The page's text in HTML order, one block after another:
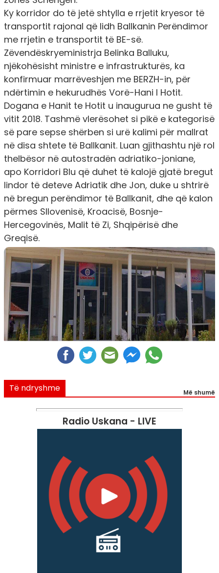
Ky korridor do të jetë shtylla e rrjetit kryesor të
transportit rajonal që lidh Ballkanin Perëndimor
me rrjetin e transportit të BE-së.
Zëvendëskryeministrja Belinka Balluku,
njëkohësisht ministre e infrastrukturës, ka
konfirmuar marrëveshjen me BERZH-in, për
ndërtimin e hekurudhës Vorë-Hani I Hotit.
Dogana e Hanit te Hotit u inaugurua ne gusht të
vitit 2018. Tashmë vlerësohet si pikë e kategorisë
së pare sepse shërben si urë kalimi për mallrat
në disa shtete të Ballkanit. Luan gjithashtu një rol
thelbësor në autostradën adriatiko-joniane,
apo Korridori Blu që duhet të kalojë gjatë bregut
lindor të deteve Adriatik dhe Jon, duke u shtrirë
në bregun perëndimor të Ballkanit, dhe që kalon
përmes Sllovenisë, Kroacisë, Bosnje-
Hercegovinës, Malit të Zi, Shqipërisë dhe
Greqisë.
Të ndryshme Më shumë
Radio Uskana - LIVE